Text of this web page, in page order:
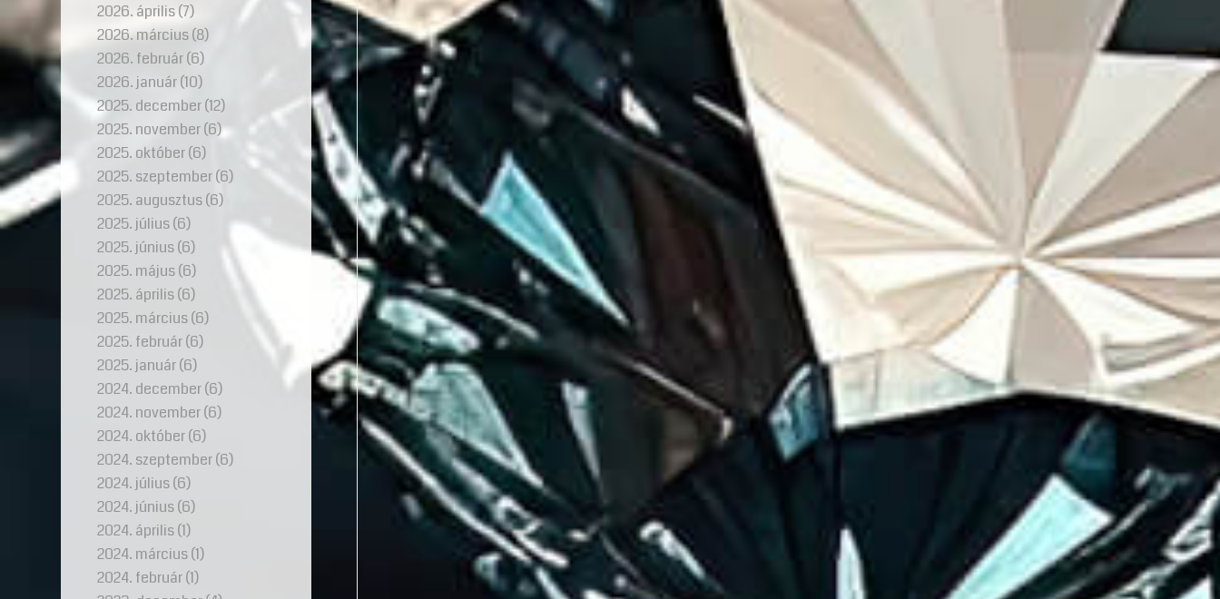
2026. április(7)
2026. március(8)
2026. február(6)
2026. január(10)
2025. december(12)
2025. november(6)
2025. október(6)
2025. szeptember(6)
2025. augusztus(6)
2025. július(6)
2025. június(6)
2025. május(6)
2025. április(6)
2025. március(6)
2025. február(6)
2025. január(6)
2024. december(6)
2024. november(6)
2024. október(6)
2024. szeptember(6)
2024. július(6)
2024. június(6)
2024. április(1)
2024. március(1)
2024. február(1)